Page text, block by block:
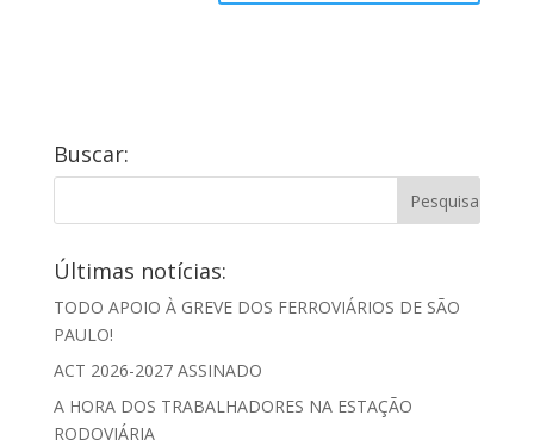
Buscar:
Últimas notícias:
TODO APOIO À GREVE DOS FERROVIÁRIOS DE SÃO
PAULO!
ACT 2026-2027 ASSINADO
A HORA DOS TRABALHADORES NA ESTAÇÃO
RODOVIÁRIA